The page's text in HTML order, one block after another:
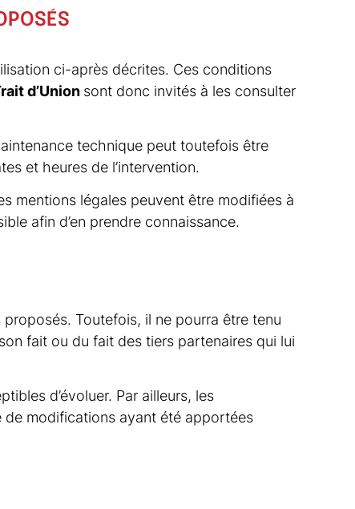
ci-après décrites. Ces conditions
d’Union sont donc invités à les consulter
technique peut toutefois être
et heures de l’intervention.
mentions légales peuvent être modifiées à
afin d’en prendre connaissance.
Toutefois, il ne pourra être tenu
fait ou du fait des tiers partenaires qui lui
d’évoluer. Par ailleurs, les
de modifications ayant été apportées